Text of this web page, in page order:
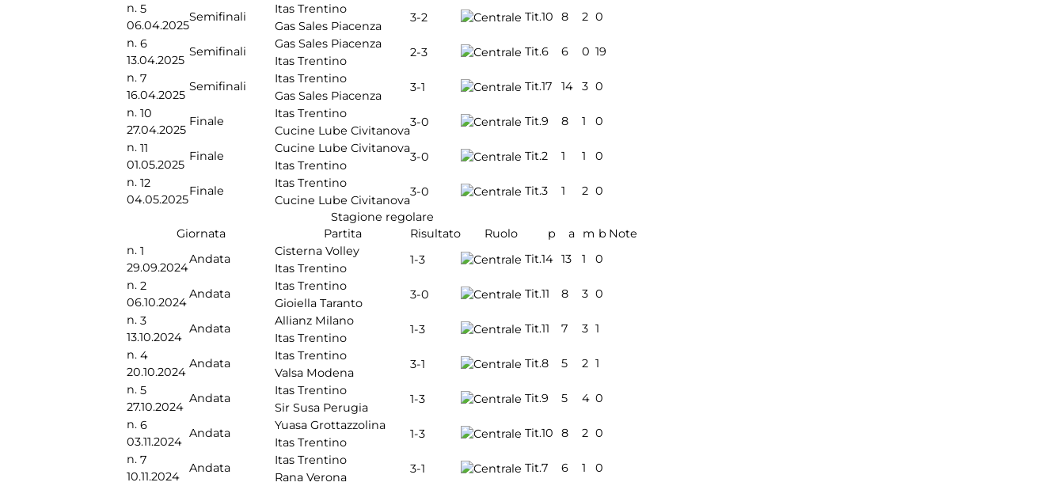
n. 5
06.04.2025
Semifinali
Itas Trentino
Gas Sales Piacenza
3-2 Tit.10 8 2 0
n. 6
13.04.2025
Semifinali
Gas Sales Piacenza
Itas Trentino
2-3 Tit.6 6 0 19
n. 7
16.04.2025
Semifinali
Itas Trentino
Gas Sales Piacenza
3-1 Tit.17 14 3 0
n. 10
27.04.2025
Finale
Itas Trentino
Cucine Lube Civitanova
3-0 Tit.9 8 1
0
n. 11
01.05.2025
Finale
Cucine Lube Civitanova
Itas Trentino
3-0 Tit.2 1 1
0
n. 12
04.05.2025
Finale
Itas Trentino
Cucine Lube Civitanova
3-0 Tit.3 1 2 0
Stagione regolare
Giornata
Partita Risultato Ruolo p a m b Note
n. 1
29.09.2024
Andata
Cisterna Volley
Itas Trentino
1-3 Tit.14 13 1
0
n. 2
06.10.2024
Andata
Itas Trentino
Gioiella Taranto
3-0 Tit.11 8 3 0
n. 3
13.10.2024
Andata
Allianz Milano
Itas Trentino
1-3 Tit.11 7 3 1
n. 4
20.10.2024
Andata
Itas Trentino
Valsa Modena
3-1 Tit.8 5 2 1
n. 5
27.10.2024
Andata
Itas Trentino
Sir Susa Perugia
1-3 Tit.9 5 4 0
n. 6
03.11.2024
Andata
Yuasa Grottazzolina
Itas Trentino
1-3 Tit.10 8 2 0
n. 7
10.11.2024
Andata
Itas Trentino
Rana Verona
3-1 Tit.7 6 1
0